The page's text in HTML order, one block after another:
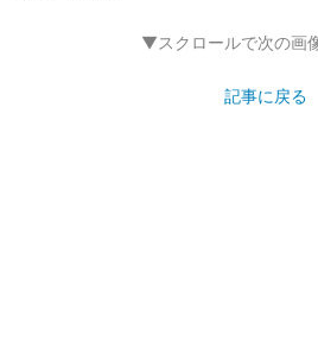
▼スクロールで次の画
記事に戻る